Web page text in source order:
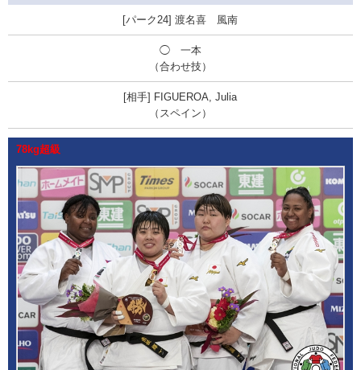
渡名喜 風南
◯ 一本
（合わせ技）
FIGUEROA, Julia
（スペイン）
78kg超級